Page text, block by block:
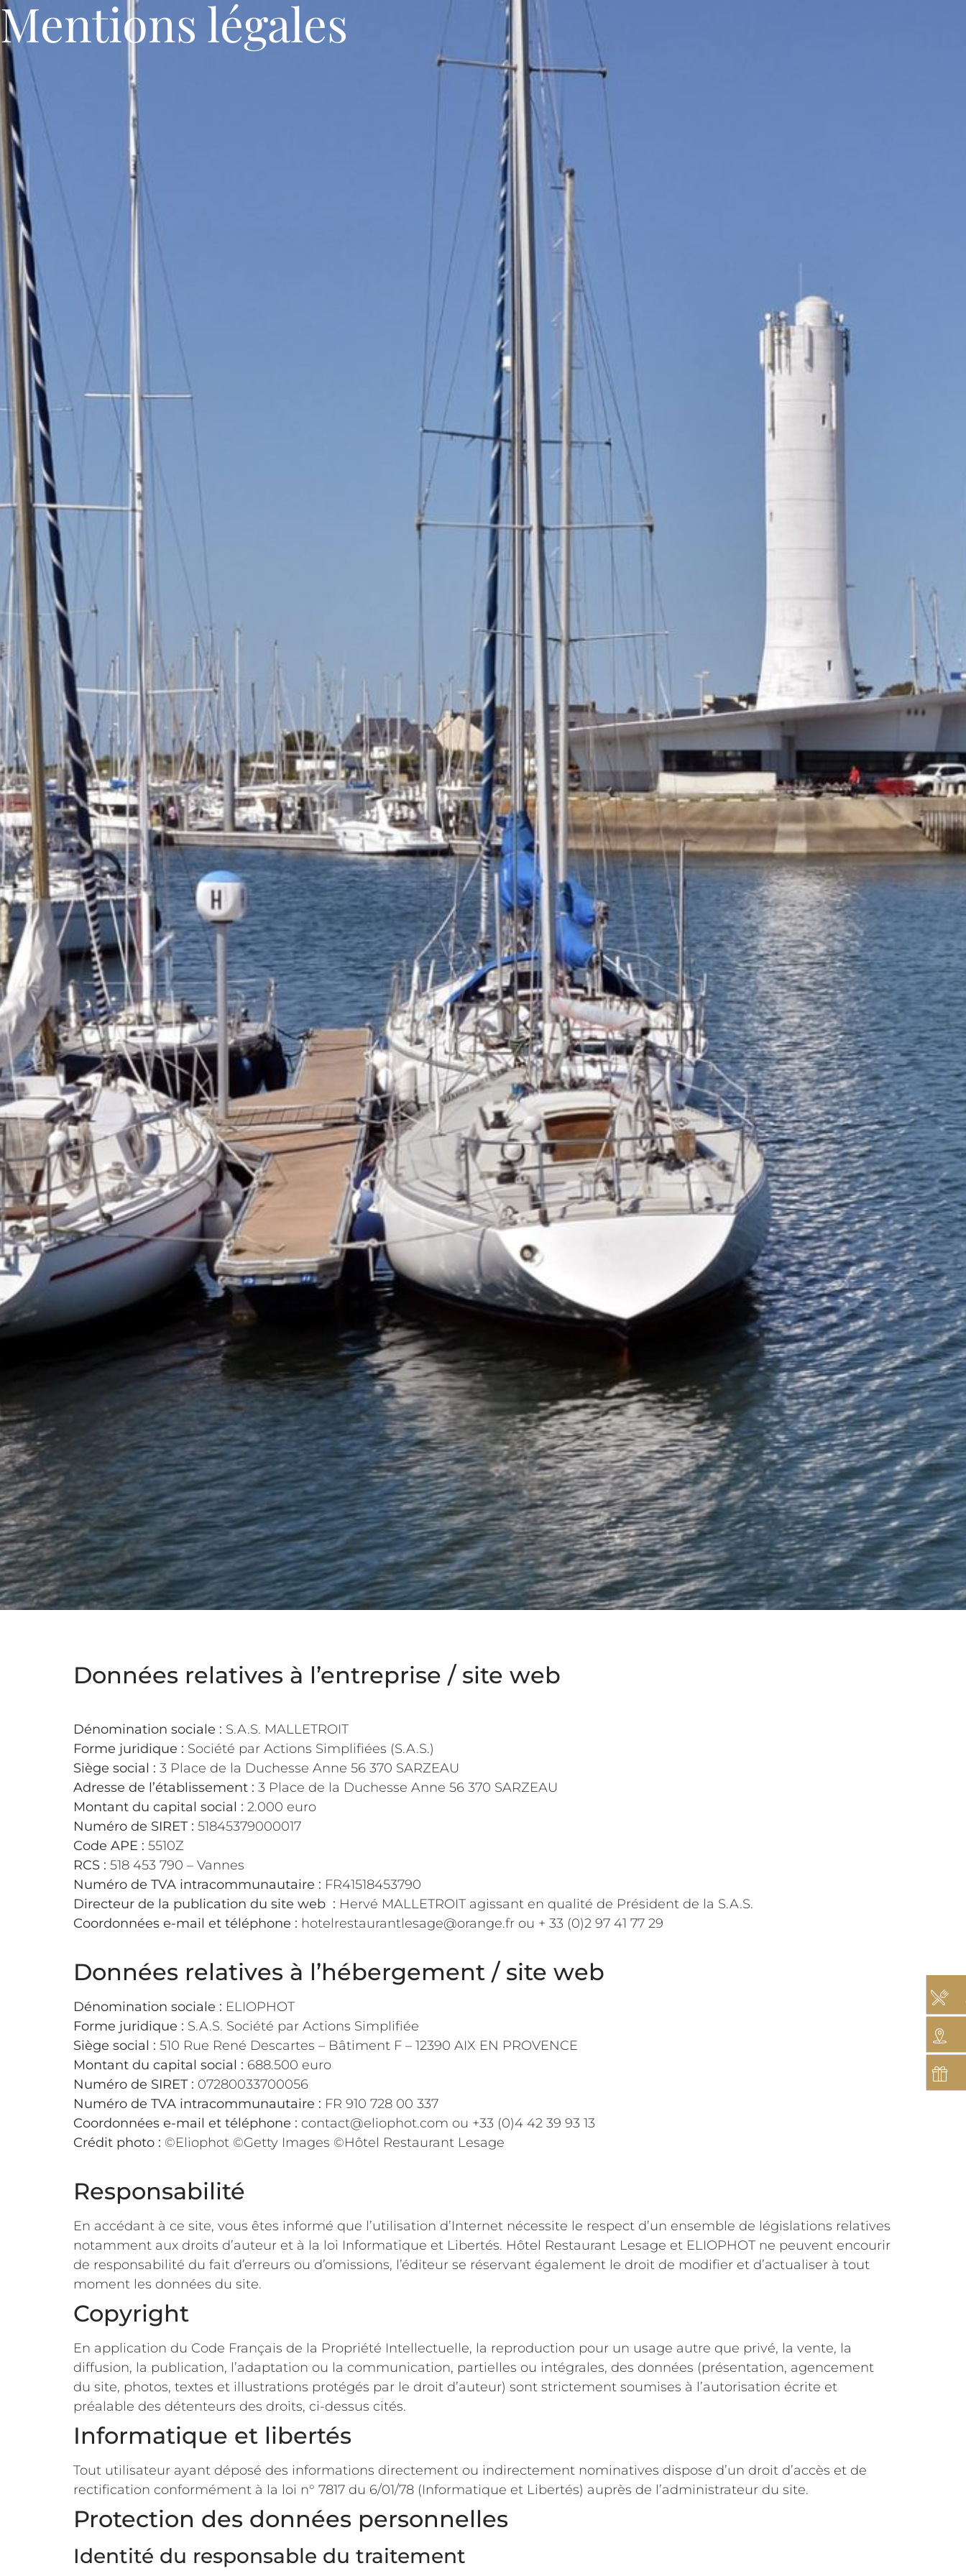
Galerie Offres spéciales Agenda FR
Tourisme
Mentions légales
Données relatives à l’entreprise / site web
Dénomination sociale : S.A.S. MALLETROIT
Forme juridique : Société par Actions Simplifiées (S.A.S.)
Siège social : 3 Place de la Duchesse Anne 56 370 SARZEAU
Adresse de l’établissement : 3 Place de la Duchesse Anne 56 370 SARZEAU
Montant du capital social : 2.000 euro
Numéro de SIRET : 51845379000017
Code APE : 5510Z
RCS : 518 453 790 – Vannes
Numéro de TVA intracommunautaire : FR41518453790
Directeur de la publication du site web : Hervé MALLETROIT agissant en qualité de Président de la S.A.S.
Coordonnées e-mail et téléphone : hotelrestaurantlesage@orange.fr ou + 33 (0)2 97 41 77 29
Données relatives à l’hébergement / site web
Dénomination sociale : ELIOPHOT
Forme juridique : S.A.S. Société par Actions Simplifiée
Siège social : 510 Rue René Descartes – Bâtiment F – 12390 AIX EN PROVENCE
Montant du capital social : 688.500 euro
Numéro de SIRET : 07280033700056
Numéro de TVA intracommunautaire : FR 910 728 00 337
Coordonnées e-mail et téléphone : contact@eliophot.com ou +33 (0)4 42 39 93 13
Crédit photo : ©Eliophot ©Getty Images ©Hôtel Restaurant Lesage
Responsabilité
En accédant à ce site, vous êtes informé que l’utilisation d’Internet nécessite le respect d’un ensemble de législations relatives
notamment aux droits d’auteur et à la loi Informatique et Libertés. Hôtel Restaurant Lesage et ELIOPHOT ne peuvent encourir
de responsabilité du fait d’erreurs ou d’omissions, l’éditeur se réservant également le droit de modifier et d’actualiser à tout
moment les données du site.
Copyright
En application du Code Français de la Propriété Intellectuelle, la reproduction pour un usage autre que privé, la vente, la
diffusion, la publication, l’adaptation ou la communication, partielles ou intégrales, des données (présentation, agencement
du site, photos, textes et illustrations protégés par le droit d’auteur) sont strictement soumises à l’autorisation écrite et
préalable des détenteurs des droits, ci-dessus cités.
Informatique et libertés
Tout utilisateur ayant déposé des informations directement ou indirectement nominatives dispose d’un droit d’accès et de
rectification conformément à la loi n° 7817 du 6/01/78 (Informatique et Libertés) auprès de l’administrateur du site.
Protection des données personnelles
Identité du responsable du traitement